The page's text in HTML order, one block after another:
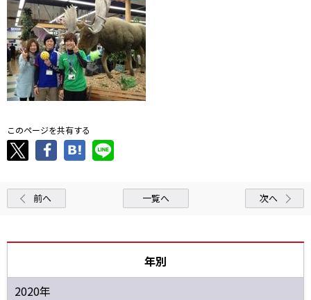
このページを共有する
前へ 一覧へ 次へ
年別
2020年